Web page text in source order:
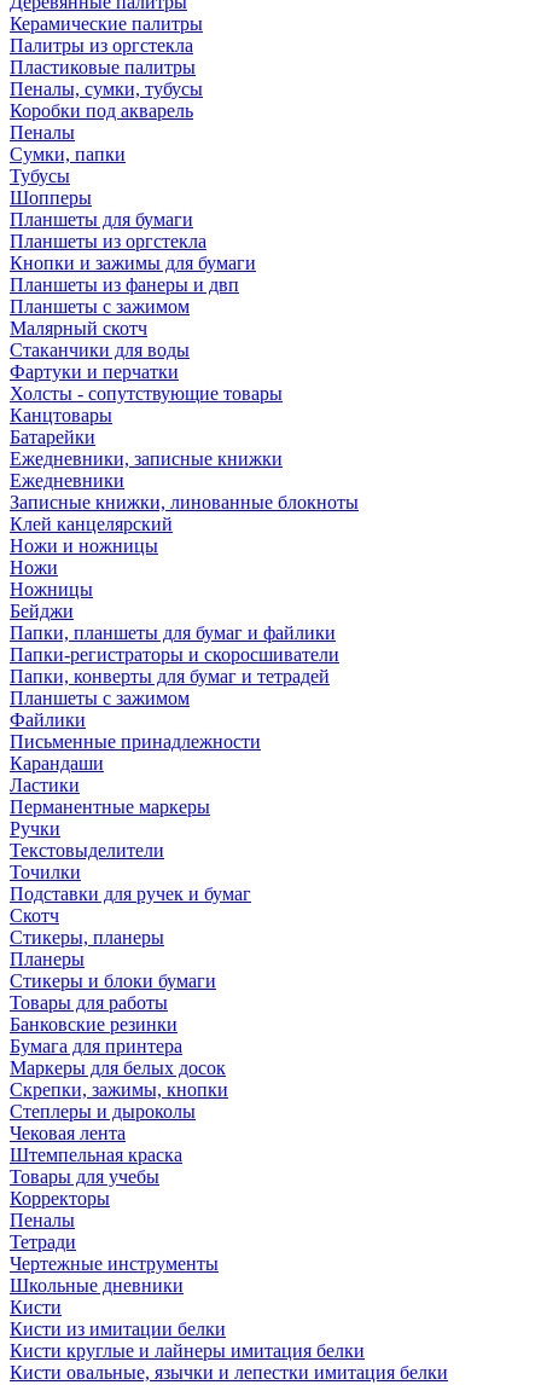
Керамические палитры
Палитры из оргстекла
Пластиковые палитры
Пеналы, сумки, тубусы
Коробки под акварель
Пеналы
Сумки, папки
Тубусы
Шопперы
Планшеты для бумаги
Планшеты из оргстекла
Кнопки и зажимы для бумаги
Планшеты из фанеры и двп
Планшеты с зажимом
Малярный скотч
Стаканчики для воды
Фартуки и перчатки
Холсты - сопутствующие товары
Канцтовары
Батарейки
Ежедневники, записные книжки
Ежедневники
Записные книжки, линованные блокноты
Клей канцелярский
Ножи и ножницы
Ножи
Ножницы
Бейджи
Папки, планшеты для бумаг и файлики
Папки-регистраторы и скоросшиватели
Папки, конверты для бумаг и тетрадей
Планшеты с зажимом
Файлики
Письменные принадлежности
Карандаши
Ластики
Перманентные маркеры
Ручки
Текстовыделители
Точилки
Подставки для ручек и бумаг
Скотч
Стикеры, планеры
Планеры
Стикеры и блоки бумаги
Товары для работы
Банковские резинки
Бумага для принтера
Маркеры для белых досок
Скрепки, зажимы, кнопки
Степлеры и дыроколы
Чековая лента
Штемпельная краска
Товары для учебы
Корректоры
Пеналы
Тетради
Чертежные инструменты
Школьные дневники
Кисти
Кисти из имитации белки
Кисти круглые и лайнеры имитация белки
Кисти овальные, язычки и лепестки имитация белки